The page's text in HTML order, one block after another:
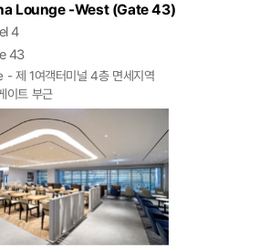
Lounge -West (Gate 43)
4
43
- 제 1여객터미널 4층 면세지역
이트 부근